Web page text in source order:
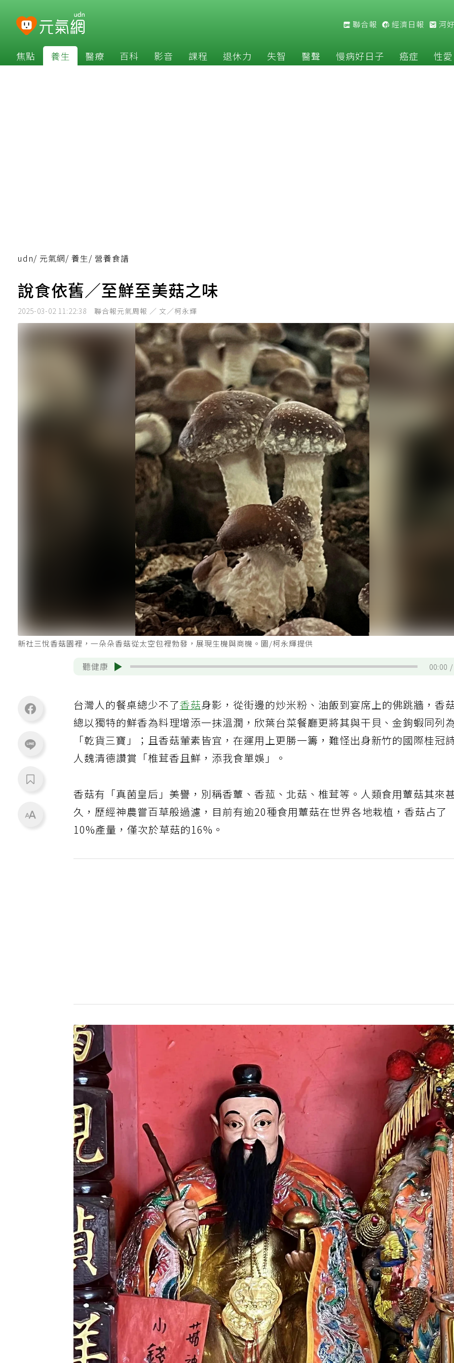
聯合報 經濟日報 河
焦點 養生 醫療 百科 影音 課程 退休力 失智 醫聲 慢病好日子 癌症 性愛
udn/ 元氣網/ 養生/ 營養食譜
說食依舊／至鮮至美菇之味
2025-03-02 11:22:38 聯合報元氣周報 ／ 文／柯永輝
新社三悅香菇園裡，一朵朵香菇從太空包裡勃發，展現生機與商機。圖/柯永輝提供
聽健康 00:00
台灣人的餐桌總少不了香菇身影，從街邊的炒米粉、油飯到宴席上的佛跳牆，香
總以獨特的鮮香為料理增添一抹溫潤，欣葉台菜餐廳更將其與干貝、金鉤蝦同列
「乾貨三寶」；且香菇葷素皆宜，在運用上更勝一籌，難怪出身新竹的國際桂冠
人魏清德讚賞「椎茸香且鮮，添我食單娛」。
香菇有「真菌皇后」美譽，別稱香蕈、香菰、北菇、椎茸等。人類食用蕈菇其來
久，歷經神農嘗百草般過濾，目前有逾20種食用蕈菇在世界各地栽植，香菇占了
10%產量，僅次於草菇的16%。